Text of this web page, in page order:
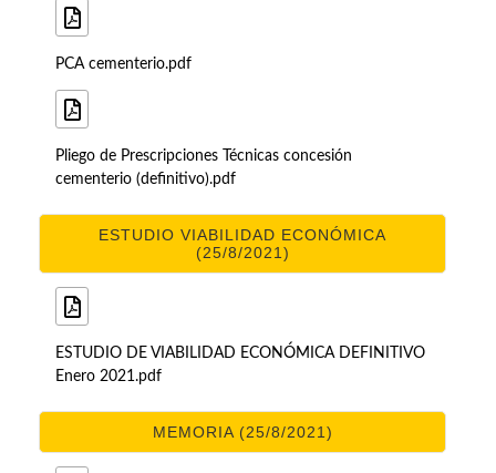
PCA cementerio.pdf
Pliego de Prescripciones Técnicas concesión
cementerio (definitivo).pdf
ESTUDIO VIABILIDAD ECONÓMICA
(25/8/2021)
ESTUDIO DE VIABILIDAD ECONÓMICA DEFINITIVO
Enero 2021.pdf
MEMORIA (25/8/2021)